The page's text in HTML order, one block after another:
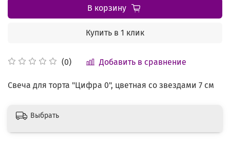
(0) Добавить в сравнение
В корзину
Купить в 1 клик
Свеча для торта "Цифра 0", цветная со звездами 7 см
Выбрать